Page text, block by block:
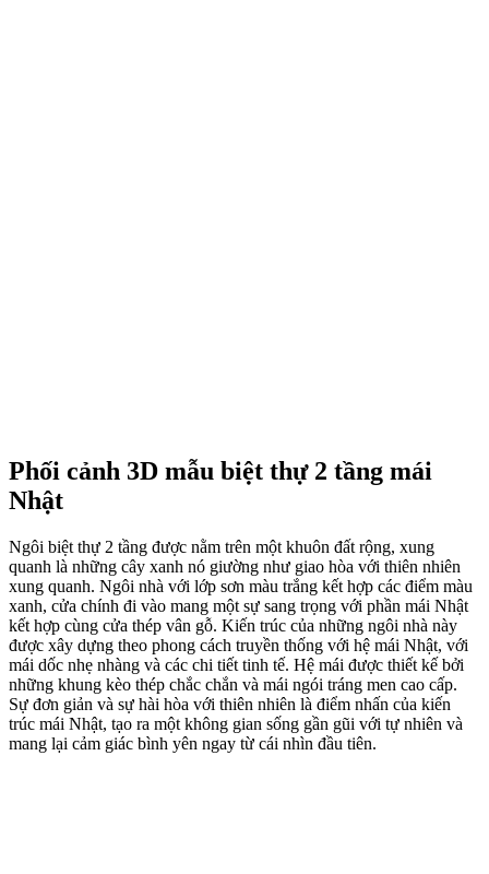
Phối cảnh 3D mẫu biệt thự 2 tầng mái
Nhật
Ngôi biệt thự 2 tầng được nằm trên một khuôn đất rộng, xung
quanh là những cây xanh nó giường như giao hòa với thiên nhiên
xung quanh. Ngôi nhà với lớp sơn màu trắng kết hợp các điểm màu
xanh, cửa chính đi vào mang một sự sang trọng với phần mái Nhật
kết hợp cùng cửa thép vân gỗ. Kiến trúc của những ngôi nhà này
được xây dựng theo phong cách truyền thống với hệ mái Nhật, với
mái dốc nhẹ nhàng và các chi tiết tinh tế. Hệ mái được thiết kế bởi
những khung kèo thép chắc chắn và mái ngói tráng men cao cấp.
Sự đơn giản và sự hài hòa với thiên nhiên là điểm nhấn của kiến
trúc mái Nhật, tạo ra một không gian sống gần gũi với tự nhiên và
mang lại cảm giác bình yên ngay từ cái nhìn đầu tiên.